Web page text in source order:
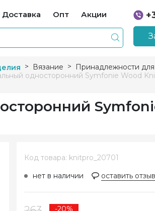
Доставка Опт Акции
Вязание Принадлежности для
односторонний Symfonie Wood
Код товара: knitpro_20701
нет в наличии
оставить отзыв
-20%